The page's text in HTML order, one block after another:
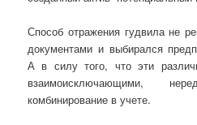
Способ отражения гудвила не
документами и выбирался
А в силу того, что эти
взаимоисключающими,
комбинирование в учете.